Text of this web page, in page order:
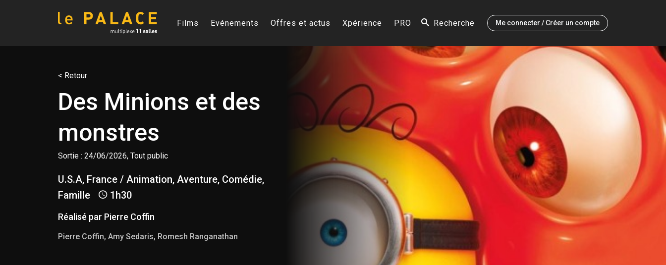
Films Evénements Offres et actus Xpérience PRO Recherche Me connecter / Créer un compte
< Retour
Des Minions et des
monstres
Sortie : 24/06/2026, Tout public
U.S.A, France / Animation, Aventure, Comédie,
Famille
1h30
Réalisé par Pierre Coffin
Pierre Coffin, Amy Sedaris, Romesh Ranganathan